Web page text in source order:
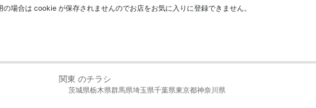
場合は cookie が保存されませんのでお店をお気に入りに登録できません。
関東 のチラシ
茨城県栃木県群馬県埼玉県千葉県東京都神奈川県